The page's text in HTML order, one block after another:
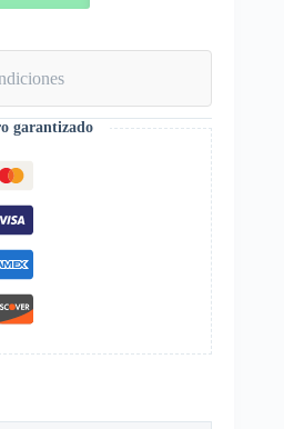
garantizado